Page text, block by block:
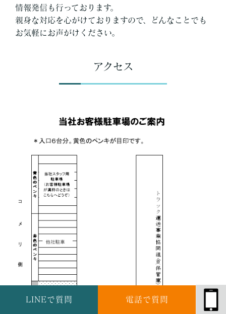
LINEで質問 電話で質問
情報発信も行っております。
親身な対応を心がけておりますので、どんなことでも
お気軽にお声がけください。
アクセス